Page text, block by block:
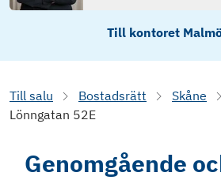
Till kontoret
Till salu Bostadsrätt Skåne
Lönngatan 52E
Genomgående